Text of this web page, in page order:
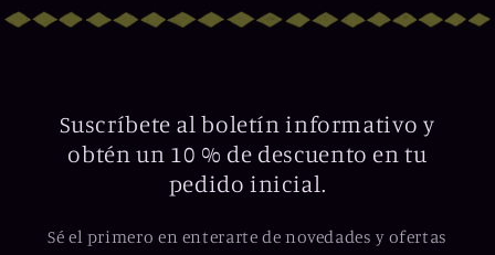
Suscríbete al boletín informativo y
obtén un 10 % de descuento en tu
pedido inicial.
Sé el primero en enterarte de novedades y ofertas